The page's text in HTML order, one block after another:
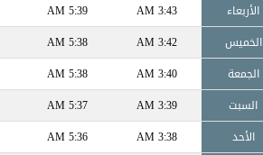
الأربعاء 3:43 AM
5:39 AM
الخميس 3:42 AM
5:38 AM
الجمعة 3:40 AM
5:38 AM
السبت 3:39 AM
5:37 AM
الأحد 3:38 AM
5:36 AM